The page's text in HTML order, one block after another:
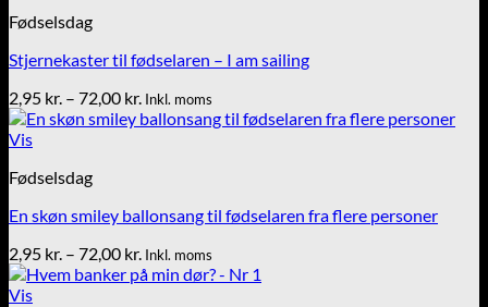
Fødselsdag
Stjernekaster til fødselaren – I am sailing
2,95 kr. – 72,00 kr. Prisinterval:
2,95 kr.
Inkl. moms
Vis
Fødselsdag
En skøn smiley ballonsang til fødselaren fra flere personer
2,95 kr. – 72,00 kr. Prisinterval:
2,95 kr.
Inkl. moms
Vis